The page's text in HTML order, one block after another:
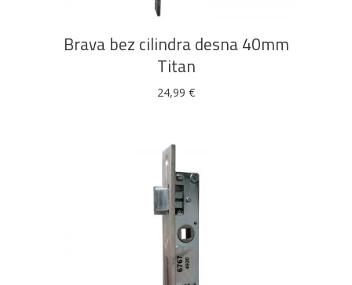
Brava bez cilindra desna 40mm
Titan
24,99 €